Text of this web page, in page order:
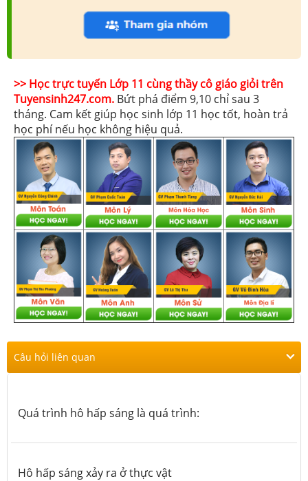
>> Học trực tuyến Lớp 11 cùng thầy cô giáo giỏi trên
Tuyensinh247.com. Bứt phá điểm 9,10 chỉ sau 3
tháng. Cam kết giúp học sinh lớp 11 học tốt, hoàn trả
học phí nếu học không hiệu quả.
Câu hỏi liên quan
Quá trình hô hấp sáng là quá trình:
Hô hấp sáng xảy ra ở thực vật